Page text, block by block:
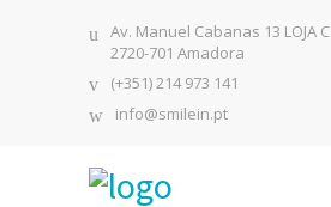
Av. Manuel Cabanas 13 LOJA C
2720-701 Amadora
(+351) 214 973 141
info@smilein.pt